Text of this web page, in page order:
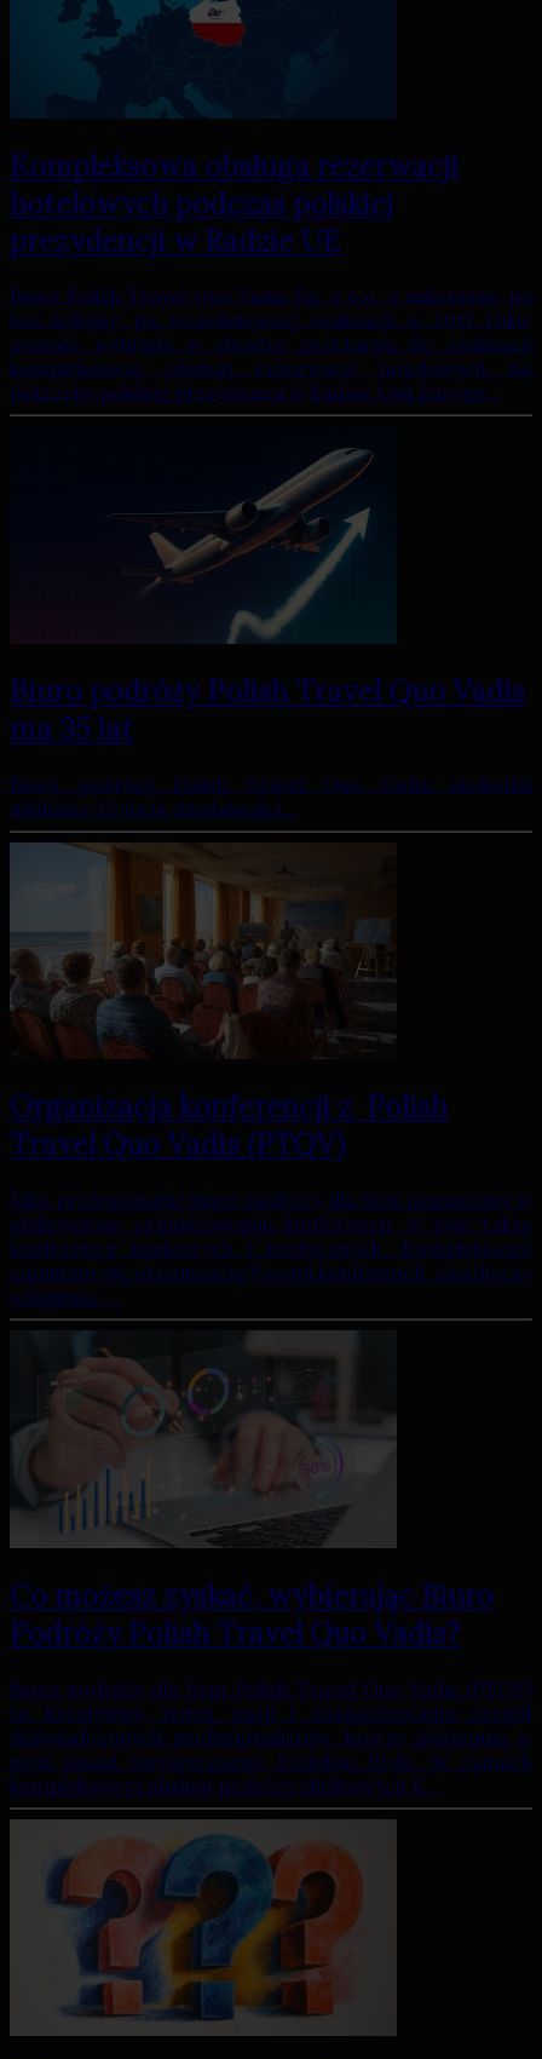
Kompleksowa obsługa rezerwacji
hotelowych podczas polskiej
prezydencji w Radzie UE
Biuro Polish Travel Quo Vadis Sp. z o.o. z sukcesem, po
raz kolejny, po wcześniejszej realizacji w 2011 roku,
zostało wybrane w drodze przetargu do realizacji
kompleksowej obsługi rezerwacji hotelowych na
potrzeby polskiej prezydencji w Radzie Unii Europe…
Biuro podróży Polish Travel Quo Vadis
ma 35 lat
Biuro podróży Polish Travel Quo Vadis obchodzi
jubileusz 35-lecia działalności…
Organizacja konferencji z Polish
Travel Quo Vadis (PTQV)
Jako profesjonalne biuro podróży dla firm pomagamy w
efektywnym organizowaniu konferencji, w tym także
konferencji naukowych i medycznych. Kompleksowo
zajmiemy się organizacją Twojej konferencji, zjazdu czy
szkolenia. …
Co możesz zyskać, wybierając Biuro
Podróży Polish Travel Quo Vadis?
Biuro podróży dla firm Polish Travel Quo Vadis (PTQV)
to kreatywny, pełen pasji i zaangażowania zespół
doświadczonych profesjonalistów, którzy postępują w
myśl zasad turystycznego Kodeksu Etyki. W ramach
kompleksowej obsługi podróży służbowych K…